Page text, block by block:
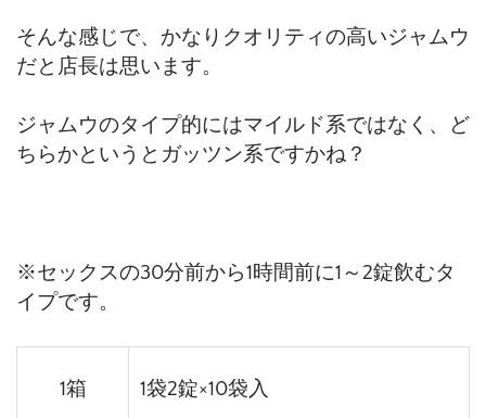
そんな感じで、かなりクオリティの高いジャムウ
だと店長は思います。
ジャムウのタイプ的にはマイルド系ではなく、ど
ちらかというとガッツン系ですかね？
※セックスの30分前から1時間前に1～2錠飲むタ
イプです。
1箱 1袋2錠×10袋入